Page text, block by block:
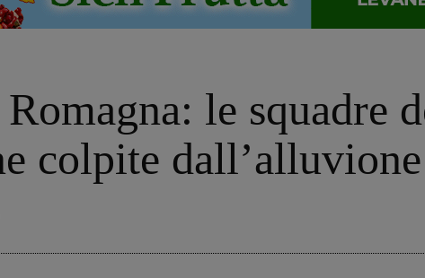
le squadre
colpite dall’alluvione